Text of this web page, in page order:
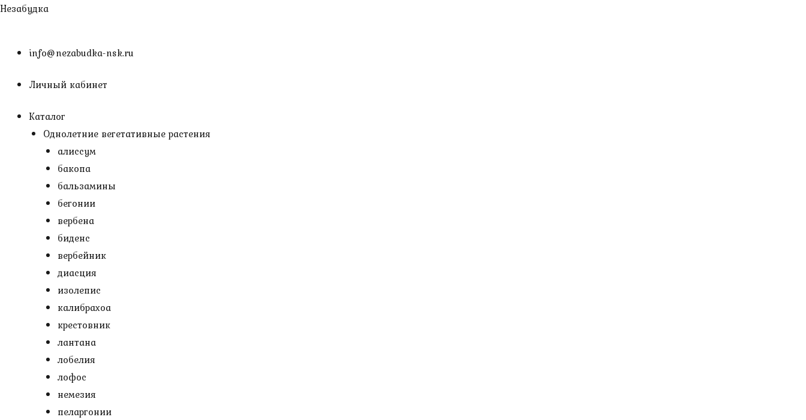
Перейти
Незабудка
info@nezabudka-nsk.ru
Личный кабинет
Каталог
Однолетние вегетативные растения
алиссум
бакопа
бальзамины
бегонии
вербена
биденс
вербейник
диасция
изолепис
калибрахоа
крестовник
лантана
лобелия
лофос
немезия
пеларгонии